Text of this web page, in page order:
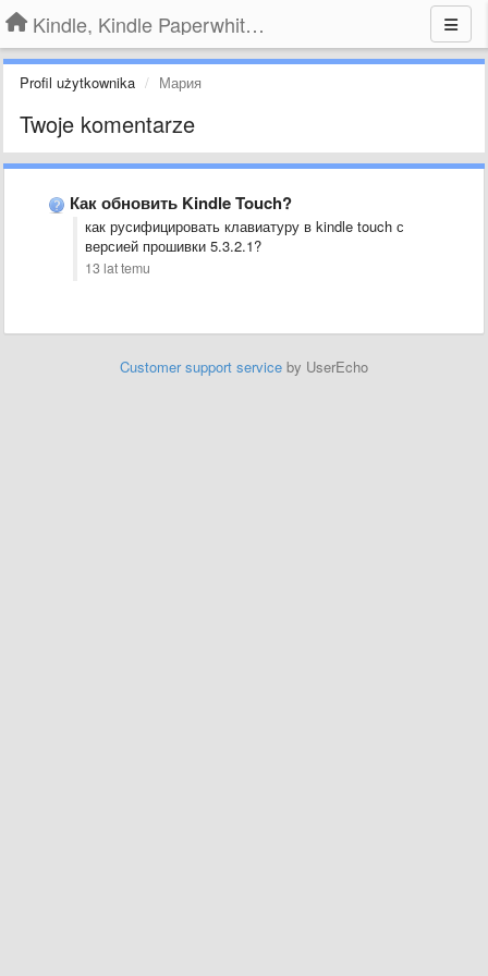
Kindle, Kindle Paperwhite, Kindle Voyage
Profil użytkownika Мария
Twoje komentarze
Как обновить Kindle Touch?
как русифицировать клавиатуру в kindle touch с
версией прошивки 5.3.2.1?
13 lat temu
Customer support service by UserEcho